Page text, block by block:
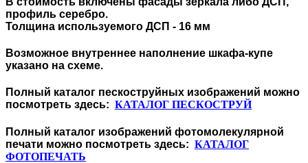
профиль серебро.
Толщина используемого ДСП - 16 мм
Возможное внутреннее наполнение шкафа-купе
указано на схеме.
Полный каталог пескоструйных изображений можно
посмотреть здесь: КАТАЛОГ ПЕСКОСТРУЙ
Полный каталог изображений фотомолекулярной
печати можно посмотреть здесь: КАТАЛОГ
ФОТОПЕЧАТЬ